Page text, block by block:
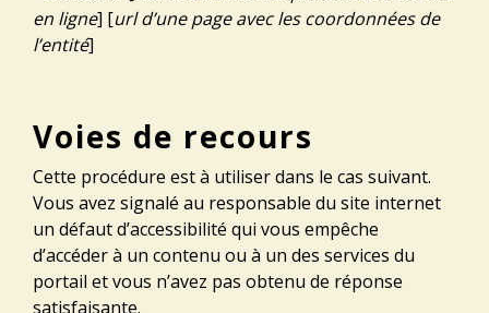
en ligne] [url d’une page avec les coordonnées de
l’entité]
Voies de recours
Cette procédure est à utiliser dans le cas suivant.
Vous avez signalé au responsable du site internet
un défaut d’accessibilité qui vous empêche
d’accéder à un contenu ou à un des services du
portail et vous n’avez pas obtenu de réponse
satisfaisante.